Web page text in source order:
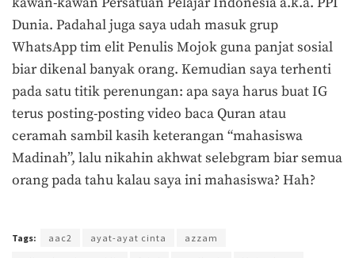
Dunia. Padahal juga saya udah masuk grup
WhatsApp tim elit Penulis Mojok guna panjat sosial
biar dikenal banyak orang. Kemudian saya terhenti
pada satu titik perenungan: apa saya harus buat IG
terus posting-posting video baca Quran atau
ceramah sambil kasih keterangan “mahasiswa
Madinah”, lalu nikahin akhwat selebgram biar semua
orang pada tahu kalau saya ini mahasiswa? Hah?
Tags: aac2 ayat-ayat cinta
azzam